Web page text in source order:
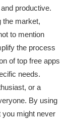
productive.
the market,
to mention
the process
of top free apps
needs.
or a
By using
you might never